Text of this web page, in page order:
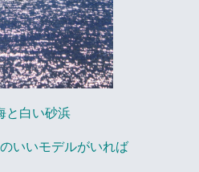
と白い砂浜
いいモデルがいれば